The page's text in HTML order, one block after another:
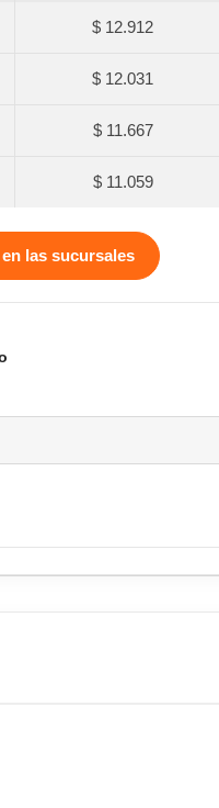
$ 12.912
$ 12.031
$ 11.667
$ 11.059
las sucursales